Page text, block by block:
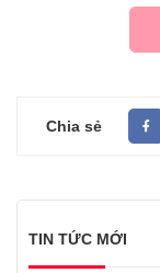
Chia sẻ
TIN TỨC MỚI